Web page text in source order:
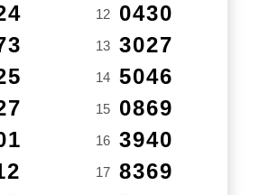
12 0430
13 3027
14 5046
15 0869
16 3940
17 8369